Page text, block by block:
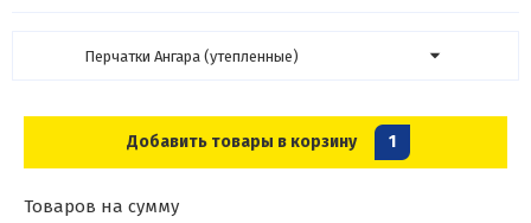
Перчатки Ангара (утепленные)
Добавить товары в корзину 1
Товаров на сумму